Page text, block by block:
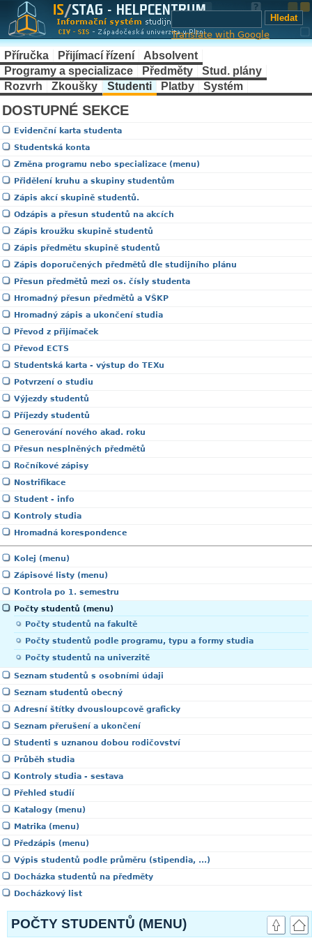
Translate with Google
Příručka Přijímací řízení
Absolvent
Programy a specializace
Předměty
Stud. plány
Rozvrh
Zkoušky Studenti Platby Systém
DOSTUPNÉ SEKCE
Evidenční karta studenta
Studentská konta
Změna programu nebo specializace (menu)
Přidělení kruhu a skupiny studentům
Zápis akcí skupině studentů.
Odzápis a přesun studentů na akcích
Zápis kroužku skupině studentů
Zápis předmětu skupině studentů
Zápis doporučených předmětů dle studijního plánu
Přesun předmětů mezi os. čísly studenta
Hromadný přesun předmětů a VŠKP
Hromadný zápis a ukončení studia
Převod z přijímaček
Převod ECTS
Studentská karta - výstup do TEXu
Potvrzení o studiu
Výjezdy studentů
Příjezdy studentů
Generování nového akad. roku
Přesun nesplněných předmětů
Ročníkové zápisy
Nostrifikace
Student - info
Kontroly studia
Hromadná korespondence
Kolej (menu)
Zápisové listy (menu)
Kontrola po 1. semestru
Počty studentů (menu)
Počty studentů na fakultě
Počty studentů podle programu, typu a formy studia
Počty studentů na univerzitě
Seznam studentů s osobními údaji
Seznam studentů obecný
Adresní štítky dvousloupcově graficky
Seznam přerušení a ukončení
Studenti s uznanou dobou rodičovství
Průběh studia
Kontroly studia - sestava
Přehled studií
Katalogy (menu)
Matrika (menu)
Předzápis (menu)
Výpis studentů podle průměru (stipendia, ...)
Docházka studentů na předměty
Docházkový list
POČTY STUDENTŮ (MENU)